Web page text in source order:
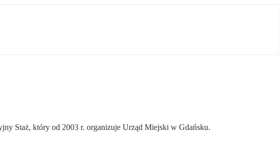
Staż, który od 2003 r. organizuje Urząd Miejski w Gdańsku.